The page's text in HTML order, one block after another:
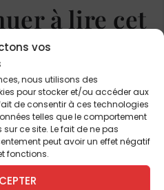
vos
nous utilisons des
pour stocker et/ou accéder aux
de consentir à ces technologies
telles que le comportement
ce site. Le fait de ne pas
peut avoir un effet négatif
fonctions.
heures, dont la moitié
résidence de
avec la
vivant dans le pays.
! Sassou-Nguesso a
programme de
en arrivant à
gouvernement,
d’un déluge de
indestructible
à lire cet
autres
DÈS À